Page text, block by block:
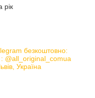
рік
безкоштовно:
@all_original_comua
Україна